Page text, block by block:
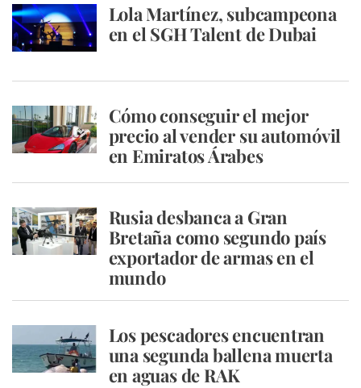
Lola Martínez, subcampeona
en el SGH Talent de Dubai
Cómo conseguir el mejor
precio al vender su automóvil
en Emiratos Árabes
Rusia desbanca a Gran
Bretaña como segundo país
exportador de armas en el
mundo
Los pescadores encuentran
una segunda ballena muerta
en aguas de RAK